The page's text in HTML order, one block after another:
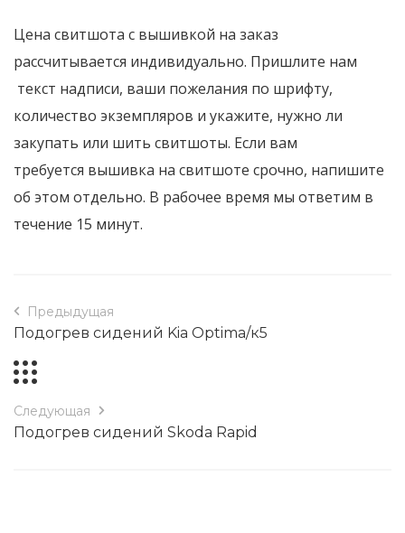
Цена свитшота с вышивкой на заказ
рассчитывается индивидуально. Пришлите нам
текст надписи, ваши пожелания по шрифту,
количество экземпляров и укажите, нужно ли
закупать или шить свитшоты. Если вам
требуется вышивка на свитшоте срочно, напишите
об этом отдельно. В рабочее время мы ответим в
течение 15 минут.
Предыдущая
Подогрев сидений Kia Optima/к5
Следующая
Подогрев сидений Skoda Rapid